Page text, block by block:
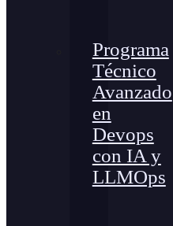
Programa
Técnico
Avanzado
en
Devops
con IA y
LLMOps